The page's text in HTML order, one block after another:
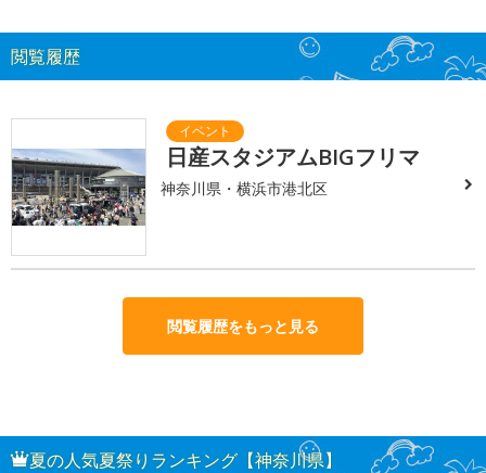
閲覧履歴
日産スタジアムBIGフリマ
神奈川県・横浜市港北区
閲覧履歴をもっと見る
夏の人気夏祭りランキング【神奈川県】